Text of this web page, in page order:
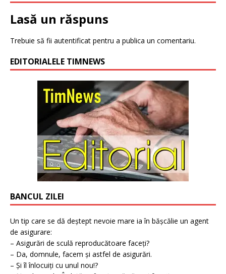
Lasă un răspuns
Trebuie să fii autentificat pentru a publica un comentariu.
EDITORIALELE TIMNEWS
BANCUL ZILEI
Un tip care se dă deștept nevoie mare ia în bășcălie un agent
de asigurare:
– Asigurări de sculă reproducătoare faceți?
– Da, domnule, facem și astfel de asigurări.
– Și îl înlocuiți cu unul nou!?